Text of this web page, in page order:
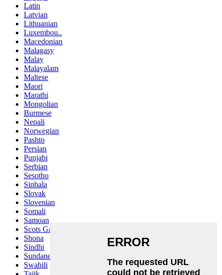
Latin
Latvian
Lithuanian
Luxembou..
Macedonian
Malagasy
Malay
Malayalam
Maltese
Maori
Marathi
Mongolian
Burmese
Nepali
Norwegian
Pashto
Persian
Punjabi
Serbian
Sesotho
Sinhala
Slovak
Slovenian
Somali
Samoan
Scots Gaelic
Shona
Sindhi
Sundanese
Swahili